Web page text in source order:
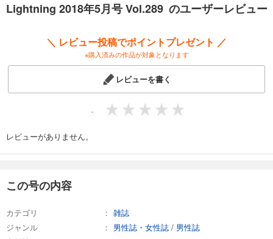
あらすじを表示する
1,100円 (税込)
あらすじを表示する
1,100
Lightning 2025年7月号 Vol.375
Lightning 2018年5月号 Vol.289 のユーザーレビュー
＼ レビュー投稿でポイントプレゼント ／
※購入済みの作品が対象となります
レビューを書く
-
レビューがありません。
この号の内容
カテゴリ
雑誌
ジャンル
男性誌・女性誌 / 男性誌